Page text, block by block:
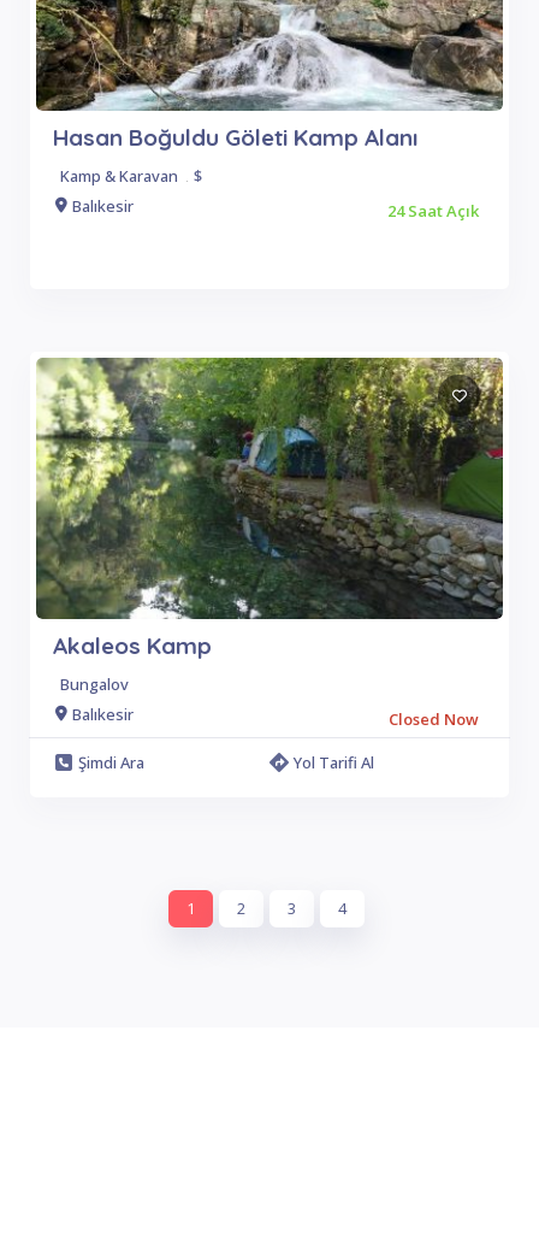
Hasan Boğuldu Göleti Kamp Alanı
Kamp & Karavan . $
Balıkesir
24 Saat Açık
Akaleos Kamp
Bungalov
Balıkesir
Closed Now
Şimdi Ara
Yol Tarifi Al
1 2 3 4